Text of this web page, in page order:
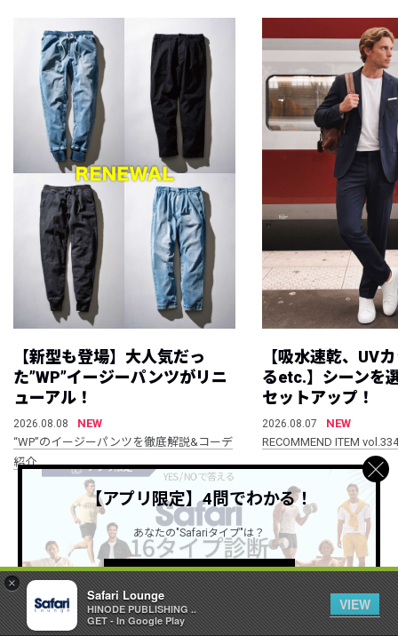
×
Safari Lounge
HINODE PUBLISHING ..
GET - In Google Play
VIEW
【新型も登場】大人気だっ
た”WP”イージーパンツがリニ
ューアル！
2026.08.08
NEW
“WP”のイージーパンツを徹底解説&コーデ
紹介
【吸水速乾、UV
るetc.】シーンを
セットアップ！
2026.08.07
NEW
RECOMMEND ITEM vol.334
すべて見る
公式SNSアカウント
【アプリ限定】4問でわかる！
あなたの"Safariタイプ"は？
詳しくはこちら ＞